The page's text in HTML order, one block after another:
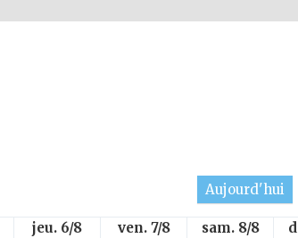
Aujourd'hui
jeu. 6/8 ven. 7/8 sam. 8/8